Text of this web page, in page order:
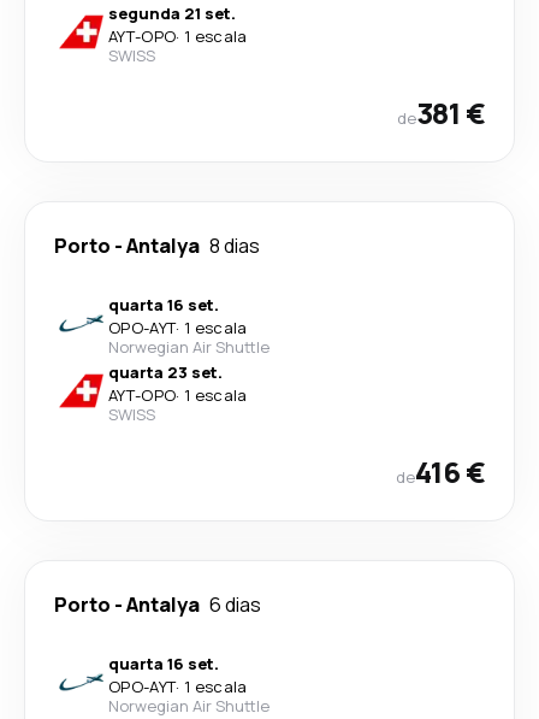
segunda 21 set.
AYT-OPO· 1 escala
SWISS
de381 €
Porto -Antalya 8 dias
quarta 16 set.
OPO-AYT· 1 escala
Norwegian Air Shuttle
quarta 23 set.
AYT-OPO· 1 escala
SWISS
de416 €
Porto -Antalya 6 dias
quarta 16 set.
OPO-AYT· 1 escala
Norwegian Air Shuttle